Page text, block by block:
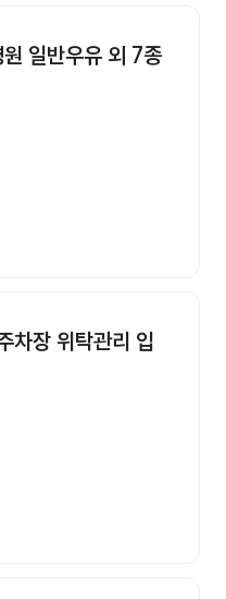
일반우유 외 7종
차장 위탁관리 입